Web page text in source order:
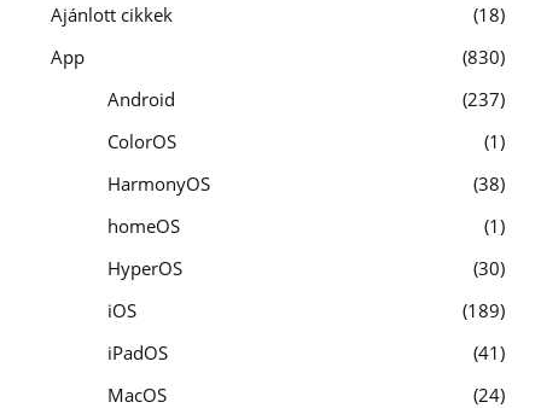
Ajánlott cikkek
18
App
830
Android
237
ColorOS
1
HarmonyOS
38
homeOS
1
HyperOS
30
iOS
189
iPadOS
41
MacOS
24